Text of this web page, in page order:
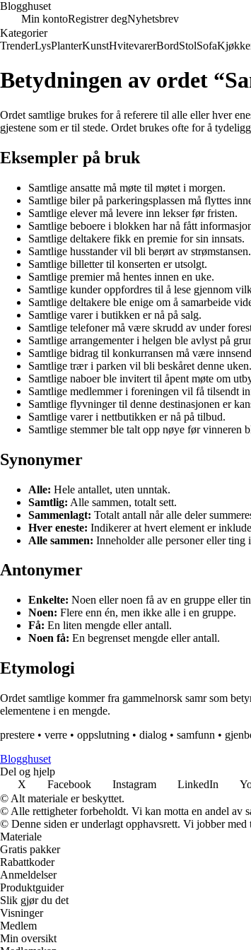
Blogghuset
Min kontoRegistrer degNyhetsbrev
Kategorier
TrenderLysPlanterKunstHvitevarerBordStolSofa
Betydningen av ordet
Ordet samtlige brukes for å referere til alle eller hver
gjestene som er til stede. Ordet brukes ofte for å
Eksempler på bruk
Samtlige ansatte må møte til møtet i morgen.
Samtlige biler på parkeringsplassen må flyttes
Samtlige elever må levere inn lekser før fristen.
Samtlige beboere i blokken har nå fått
Samtlige deltakere fikk en premie for sin innsats.
Samtlige husstander vil bli berørt av strømstansen.
Samtlige billetter til konserten er utsolgt.
Samtlige premier må hentes innen en uke.
Samtlige kunder oppfordres til å lese gjennom
Samtlige deltakere ble enige om å samarbeide
Samtlige varer i butikken er nå på salg.
Samtlige telefoner må være skrudd av under
Samtlige arrangementer i helgen ble avlyst på
Samtlige bidrag til konkurransen må være
Samtlige trær i parken vil bli beskåret denne uken.
Samtlige naboer ble invitert til åpent møte om
Samtlige medlemmer i foreningen vil få tilsendt
Samtlige flyvninger til denne destinasjonen er
Samtlige varer i nettbutikken er nå på tilbud.
Samtlige stemmer ble talt opp nøye før vinneren
Synonymer
Alle: Hele antallet, uten unntak.
Samtlig: Alle sammen, totalt sett.
Sammenlagt: Totalt antall når alle deler
Hver eneste: Indikerer at hvert element er
Alle sammen: Inneholder alle personer eller ting
Antonymer
Enkelte: Noen eller noen få av en gruppe eller
Noen: Flere enn én, men ikke alle i en gruppe.
Få: En liten mengde eller antall.
Noen få: En begrenset mengde eller antall.
Etymologi
Ordet samtlige kommer fra gammelnorsk samr som
elementene i en mengde.
prestere • verre • oppslutning • dialog • samfunn •
Blogghuset
Del og hjelp
X
Facebook Instagram LinkedIn
© Alt materiale er beskyttet.
© Alle rettigheter forbeholdt. Vi kan motta en andel av
© Denne siden er underlagt opphavsrett. Vi jobber
Materiale
Gratis pakker
Rabattkoder
Anmeldelser
Produktguider
Slik gjør du det
Visninger
Medlem
Min oversikt